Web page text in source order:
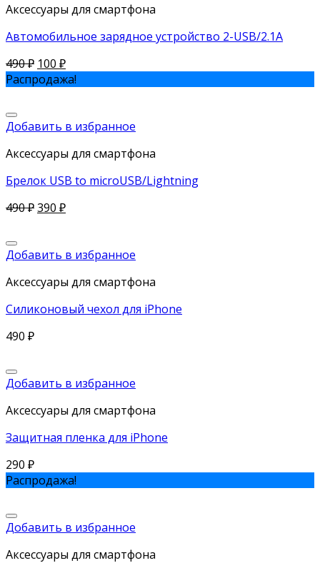
Аксессуары для смартфона
Автомобильное зарядное устройство 2-USB/2.1A
490₽ 100 ₽
Распродажа!
Добавить в избранное
Аксессуары для смартфона
Брелок USB to microUSB/Lightning
490₽390 ₽
Добавить в избранное
Аксессуары для смартфона
Силиконовый чехол для iPhone
490 ₽
Добавить в избранное
Аксессуары для смартфона
Защитная пленка для iPhone
290 ₽
Распродажа!
Добавить в избранное
Аксессуары для смартфона